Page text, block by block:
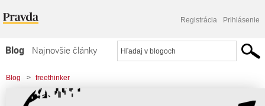
Registrácia Prihlásenie
Blog
Najnovšie články
Najčítanejšie články
Najkomentovanejšie články
Blog > freethinker